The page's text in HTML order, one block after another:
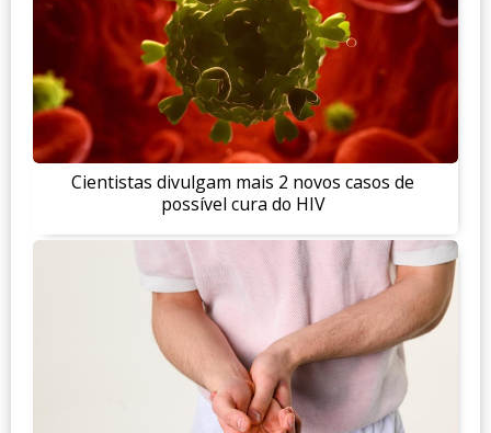
Cientistas divulgam mais 2 novos casos de
possível cura do HIV